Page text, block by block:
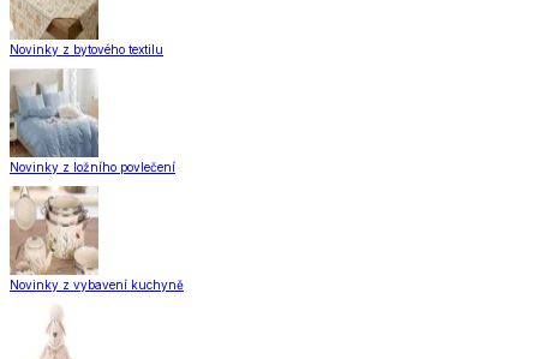
Novinky z bytového textilu
Novinky z ložního povlečení
Novinky z vybavení kuchyně